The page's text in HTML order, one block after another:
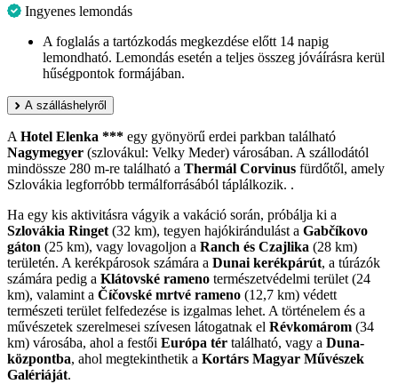
Ingyenes lemondás
A foglalás a tartózkodás megkezdése előtt 14 napig
lemondható. Lemondás esetén a teljes összeg jóváírásra kerül
hűségpontok formájában.
A szálláshelyről
A Hotel Elenka *** egy gyönyörű erdei parkban található
Nagymegyer (szlovákul: Velky Meder) városában. A szállodától
mindössze 280 m-re található a Thermál Corvinus fürdőtől, amely
Szlovákia legforróbb termálforrásából táplálkozik. .
Ha egy kis aktivitásra vágyik a vakáció során, próbálja ki a
Szlovákia Ringet (32 km), tegyen hajókirándulást a Gabčíkovo
gáton (25 km), vagy lovagoljon a Ranch és Czajlika (28 km)
területén. A kerékpárosok számára a Dunai kerékpárút, a túrázók
számára pedig a Klátovské rameno természetvédelmi terület (24
km), valamint a Číčovské mrtvé rameno (12,7 km) védett
természeti terület felfedezése is izgalmas lehet. A történelem és a
művészetek szerelmesei szívesen látogatnak el Révkomárom (34
km) városába, ahol a festői Európa tér található, vagy a Duna-
központba, ahol megtekinthetik a Kortárs Magyar Művészek
Galériáját.